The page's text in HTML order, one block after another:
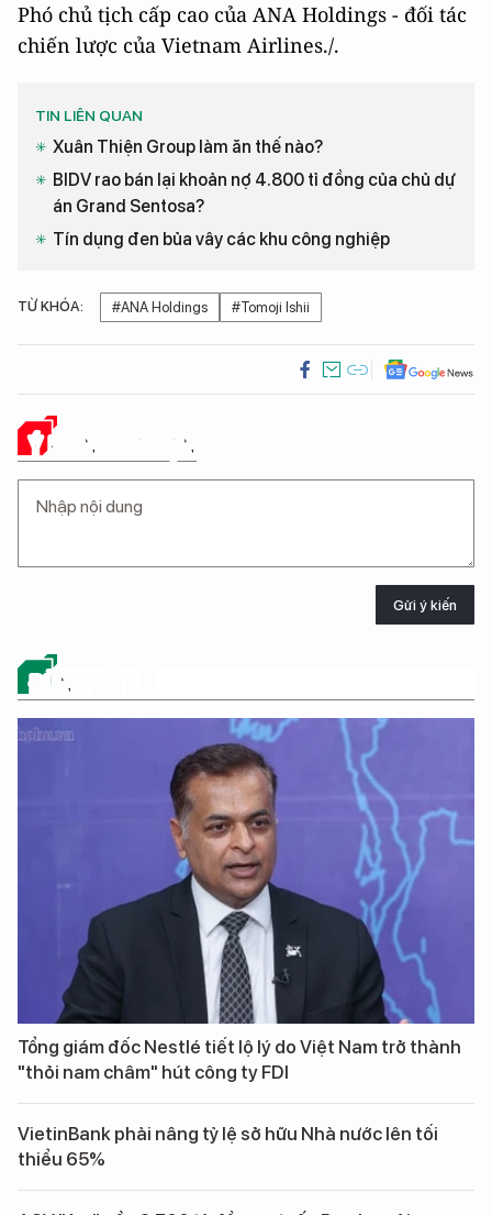
Phó chủ tịch cấp cao của ANA Holdings - đối tác
chiến lược của Vietnam Airlines./.
TIN LIÊN QUAN
Xuân Thiện Group làm ăn thế nào?
BIDV rao bán lại khoản nợ 4.800 tỉ đồng của chủ dự
án Grand Sentosa?
Tín dụng đen bủa vây các khu công nghiệp
TỪ KHÓA: #ANA Holdings #Tomoji Ishii
Ý KIẾN CỦA BẠN
Gửi ý kiến
ĐỪNG BỎ LỠ
Tổng giám đốc Nestlé tiết lộ lý do Việt Nam trở thành
"thỏi nam châm" hút công ty FDI
VietinBank phải nâng tỷ lệ sở hữu Nhà nước lên tối
thiểu 65%